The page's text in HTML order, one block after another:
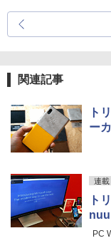
関連記事
ト
ー
連載
ト
PC